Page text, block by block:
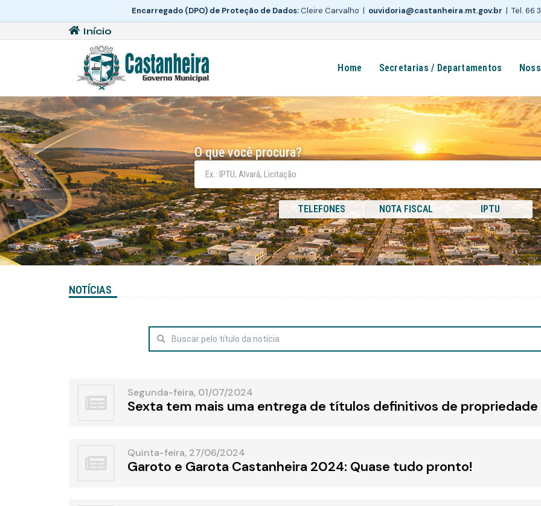
Encarregado (DPO) de Proteção de Dados:Cleire Carvalho | ouvidoria@castanheira.mt.gov.br | Tel. 66
Início
Home Secretarias / Departamentos
O que você procura?
TELEFONES NOTA FISCAL IPTU
NOTÍCIAS
Segunda-feira, 01/07/2024
Sexta tem mais uma entrega de títulos definitivos de
Quinta-feira, 27/06/2024
Garoto e Garota Castanheira 2024: Quase tudo pronto!